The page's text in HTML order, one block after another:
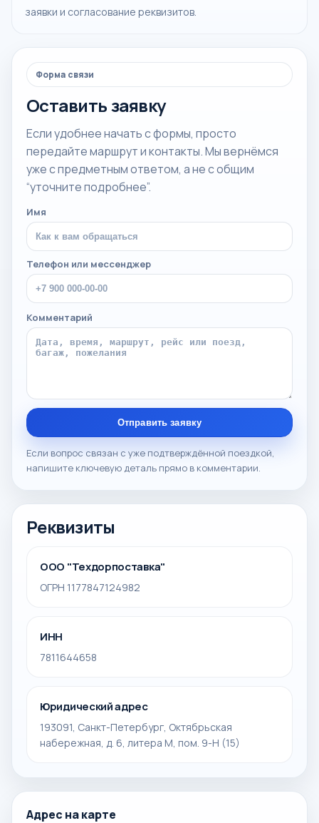
заявки и согласование реквизитов.
Форма связи
Оставить заявку
Если удобнее начать с формы, просто
передайте маршрут и контакты. Мы вернёмся
уже с предметным ответом, а не с общим
“уточните подробнее”.
Имя
Телефон или мессенджер
Комментарий
Отправить заявку
Если вопрос связан с уже подтверждённой поездкой,
напишите ключевую деталь прямо в комментарии.
Реквизиты
ООО "Техдорпоставка"
ОГРН 1177847124982
ИНН
7811644658
Юридический адрес
193091, Санкт-Петербург, Октябрьская
набережная, д. 6, литера М, пом. 9-Н (15)
Адрес на карте